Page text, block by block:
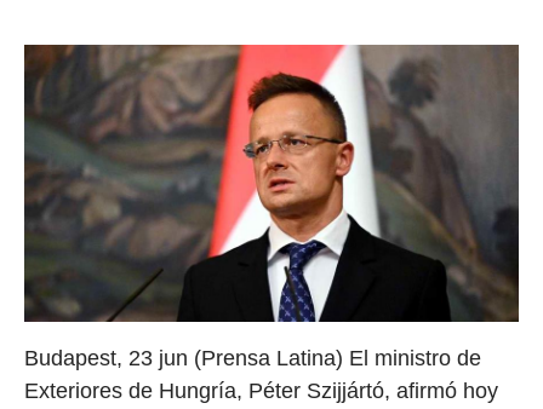
Budapest, 23 jun (Prensa Latina) El ministro de
Exteriores de Hungría, Péter Szijjártó, afirmó hoy